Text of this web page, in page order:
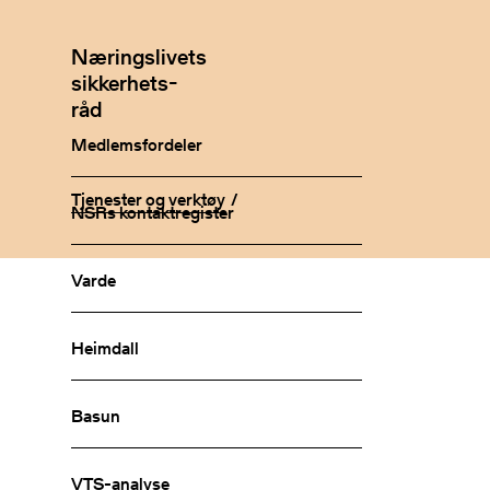
Næringslivets
sikkerhets-
råd
Tjenester og verktøy
Medlemsfordeler
NSRs kontaktregister
Varde
Heimdall
Basun
VTS-analyse